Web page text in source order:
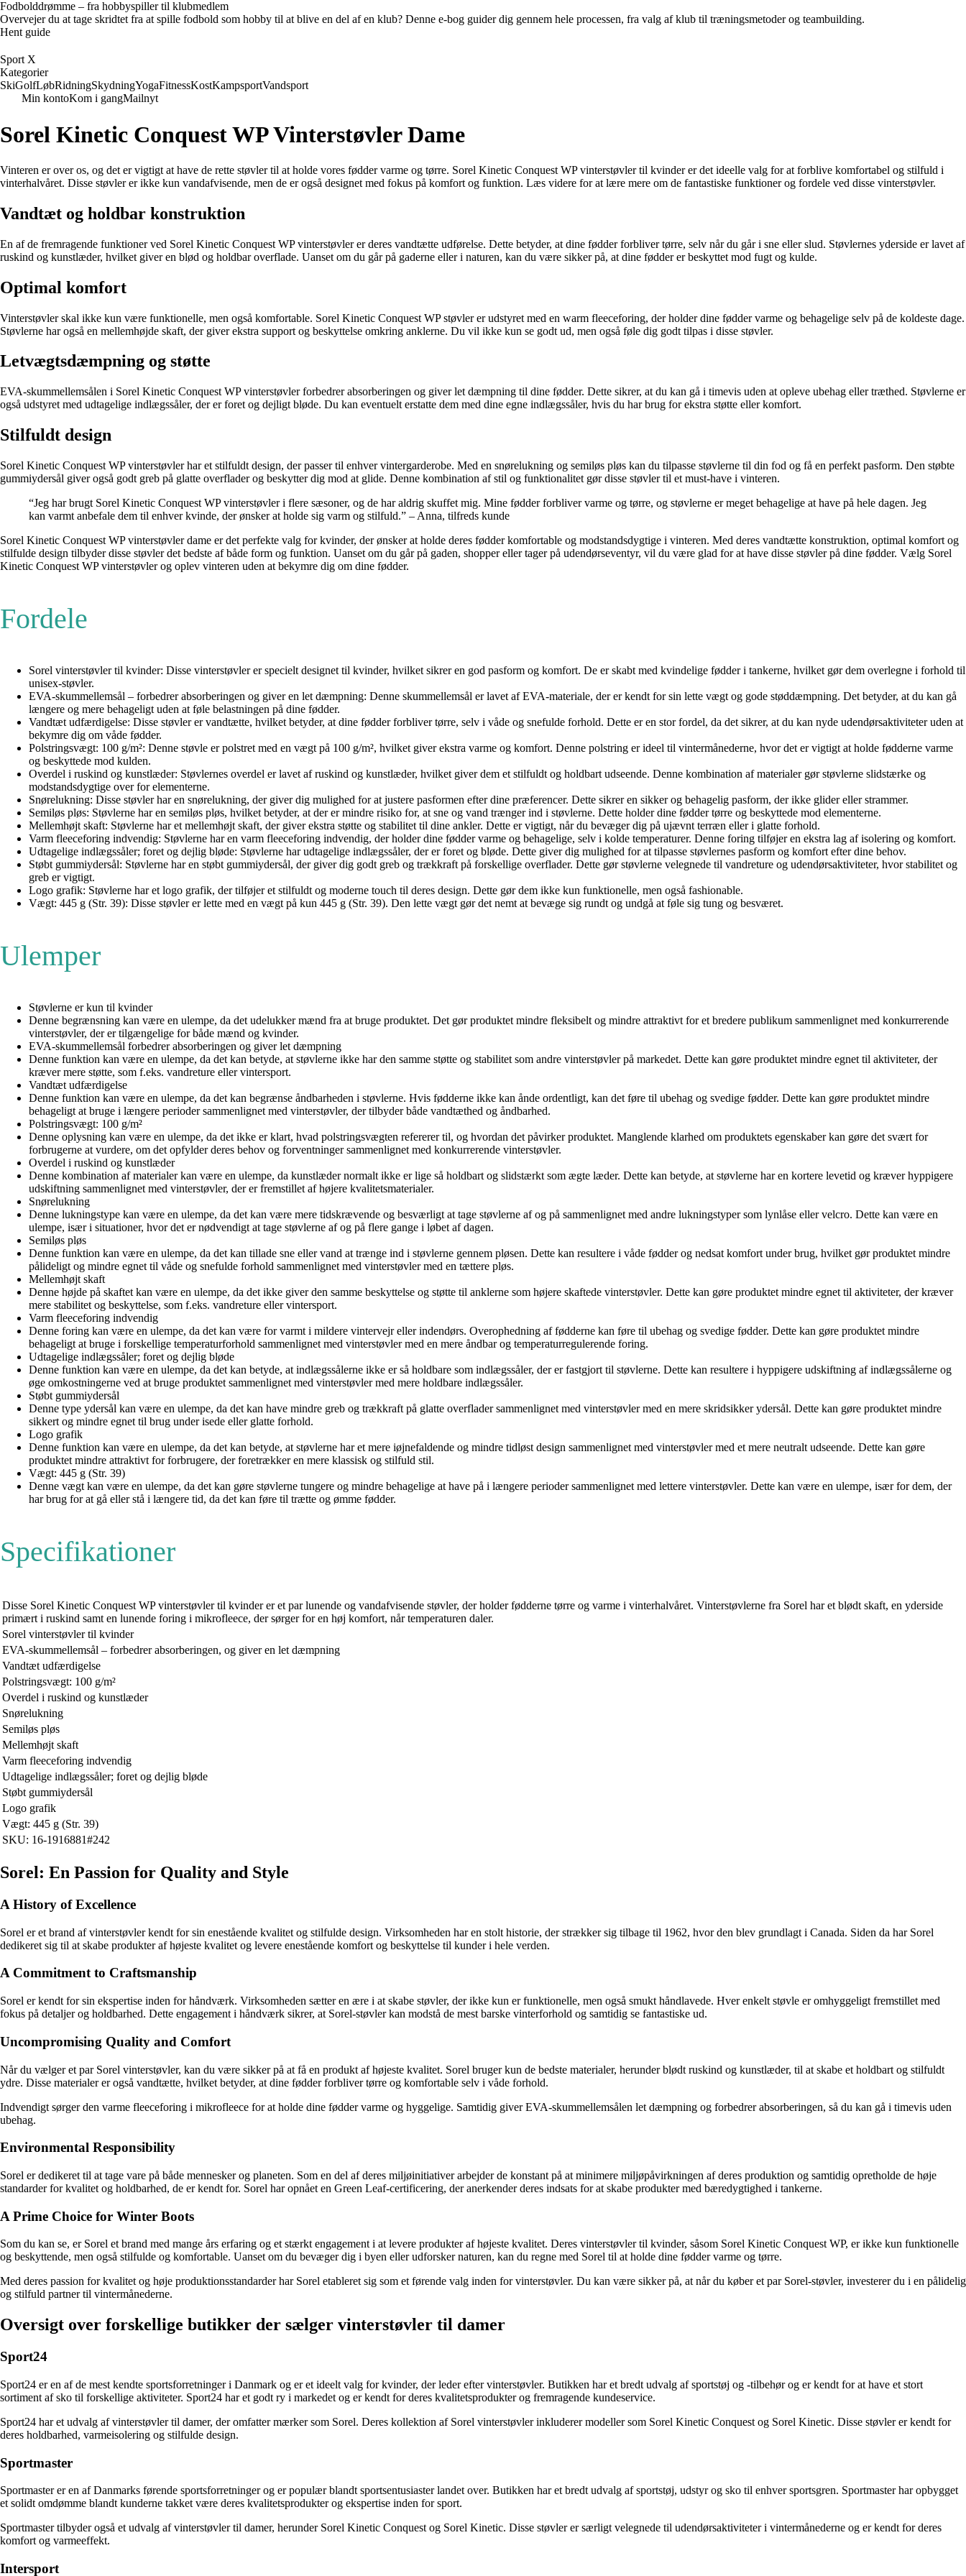
Fodbolddrømme – fra hobbyspiller til klubmedlem
Overvejer du at tage skridtet fra at spille fodbold som hobby til at blive en del af en klub? Denne e-bog guider dig gennem hele processen, fra valg af klub til træningsmetoder og teambuilding.
Hent guide
Sport X
Kategorier
SkiGolfLøbRidningSkydningYogaFitnessKostKampsportVandsport
Min kontoKom i gangMailnyt
Sorel Kinetic Conquest WP Vinterstøvler Dame
Vinteren er over os, og det er vigtigt at have de rette støvler til at holde vores fødder varme og tørre. Sorel Kinetic Conquest WP vinterstøvler til kvinder er det ideelle valg for at forblive komfortabel og stilfuld i
vinterhalvåret. Disse støvler er ikke kun vandafvisende, men de er også designet med fokus på komfort og funktion. Læs videre for at lære mere om de fantastiske funktioner og fordele ved disse vinterstøvler.
Vandtæt og holdbar konstruktion
En af de fremragende funktioner ved Sorel Kinetic Conquest WP vinterstøvler er deres vandtætte udførelse. Dette betyder, at dine fødder forbliver tørre, selv når du går i sne eller slud. Støvlernes yderside er lavet af
ruskind og kunstlæder, hvilket giver en blød og holdbar overflade. Uanset om du går på gaderne eller i naturen, kan du være sikker på, at dine fødder er beskyttet mod fugt og kulde.
Optimal komfort
Vinterstøvler skal ikke kun være funktionelle, men også komfortable. Sorel Kinetic Conquest WP støvler er udstyret med en warm fleeceforing, der holder dine fødder varme og behagelige selv på de koldeste dage.
Støvlerne har også en mellemhøjde skaft, der giver ekstra support og beskyttelse omkring anklerne. Du vil ikke kun se godt ud, men også føle dig godt tilpas i disse støvler.
Letvægtsdæmpning og støtte
EVA-skummellemsålen i Sorel Kinetic Conquest WP vinterstøvler forbedrer absorberingen og giver let dæmpning til dine fødder. Dette sikrer, at du kan gå i timevis uden at opleve ubehag eller træthed. Støvlerne er
også udstyret med udtagelige indlægssåler, der er foret og dejligt bløde. Du kan eventuelt erstatte dem med dine egne indlægssåler, hvis du har brug for ekstra støtte eller komfort.
Stilfuldt design
Sorel Kinetic Conquest WP vinterstøvler har et stilfuldt design, der passer til enhver vintergarderobe. Med en snørelukning og semiløs pløs kan du tilpasse støvlerne til din fod og få en perfekt pasform. Den støbte
gummiydersål giver også godt greb på glatte overflader og beskytter dig mod at glide. Denne kombination af stil og funktionalitet gør disse støvler til et must-have i vinteren.
“Jeg har brugt Sorel Kinetic Conquest WP vinterstøvler i flere sæsoner, og de har aldrig skuffet mig. Mine fødder forbliver varme og tørre, og støvlerne er meget behagelige at have på hele dagen. Jeg
kan varmt anbefale dem til enhver kvinde, der ønsker at holde sig varm og stilfuld.” – Anna, tilfreds kunde
Sorel Kinetic Conquest WP vinterstøvler dame er det perfekte valg for kvinder, der ønsker at holde deres fødder komfortable og modstandsdygtige i vinteren. Med deres vandtætte konstruktion, optimal komfort og
stilfulde design tilbyder disse støvler det bedste af både form og funktion. Uanset om du går på gaden, shopper eller tager på udendørseventyr, vil du være glad for at have disse støvler på dine fødder. Vælg Sorel
Kinetic Conquest WP vinterstøvler og oplev vinteren uden at bekymre dig om dine fødder.
Fordele
Sorel vinterstøvler til kvinder: Disse vinterstøvler er specielt designet til kvinder, hvilket sikrer en god pasform og komfort. De er skabt med kvindelige fødder i tankerne, hvilket gør dem overlegne i forhold til
unisex-støvler.
EVA-skummellemsål – forbedrer absorberingen og giver en let dæmpning: Denne skummellemsål er lavet af EVA-materiale, der er kendt for sin lette vægt og gode støddæmpning. Det betyder, at du kan gå
længere og mere behageligt uden at føle belastningen på dine fødder.
Vandtæt udfærdigelse: Disse støvler er vandtætte, hvilket betyder, at dine fødder forbliver tørre, selv i våde og snefulde forhold. Dette er en stor fordel, da det sikrer, at du kan nyde udendørsaktiviteter uden at
bekymre dig om våde fødder.
Polstringsvægt: 100 g/m²: Denne støvle er polstret med en vægt på 100 g/m², hvilket giver ekstra varme og komfort. Denne polstring er ideel til vintermånederne, hvor det er vigtigt at holde fødderne varme
og beskyttede mod kulden.
Overdel i ruskind og kunstlæder: Støvlernes overdel er lavet af ruskind og kunstlæder, hvilket giver dem et stilfuldt og holdbart udseende. Denne kombination af materialer gør støvlerne slidstærke og
modstandsdygtige over for elementerne.
Snørelukning: Disse støvler har en snørelukning, der giver dig mulighed for at justere pasformen efter dine præferencer. Dette sikrer en sikker og behagelig pasform, der ikke glider eller strammer.
Semiløs pløs: Støvlerne har en semiløs pløs, hvilket betyder, at der er mindre risiko for, at sne og vand trænger ind i støvlerne. Dette holder dine fødder tørre og beskyttede mod elementerne.
Mellemhøjt skaft: Støvlerne har et mellemhøjt skaft, der giver ekstra støtte og stabilitet til dine ankler. Dette er vigtigt, når du bevæger dig på ujævnt terræn eller i glatte forhold.
Varm fleeceforing indvendig: Støvlerne har en varm fleeceforing indvendig, der holder dine fødder varme og behagelige, selv i kolde temperaturer. Denne foring tilføjer en ekstra lag af isolering og komfort.
Udtagelige indlægssåler; foret og dejlig bløde: Støvlerne har udtagelige indlægssåler, der er foret og bløde. Dette giver dig mulighed for at tilpasse støvlernes pasform og komfort efter dine behov.
Støbt gummiydersål: Støvlerne har en støbt gummiydersål, der giver dig godt greb og trækkraft på forskellige overflader. Dette gør støvlerne velegnede til vandreture og udendørsaktiviteter, hvor stabilitet og
greb er vigtigt.
Logo grafik: Støvlerne har et logo grafik, der tilføjer et stilfuldt og moderne touch til deres design. Dette gør dem ikke kun funktionelle, men også fashionable.
Vægt: 445 g (Str. 39): Disse støvler er lette med en vægt på kun 445 g (Str. 39). Den lette vægt gør det nemt at bevæge sig rundt og undgå at føle sig tung og besværet.
Ulemper
Støvlerne er kun til kvinder
Denne begrænsning kan være en ulempe, da det udelukker mænd fra at bruge produktet. Det gør produktet mindre fleksibelt og mindre attraktivt for et bredere publikum sammenlignet med konkurrerende
vinterstøvler, der er tilgængelige for både mænd og kvinder.
EVA-skummellemsål forbedrer absorberingen og giver let dæmpning
Denne funktion kan være en ulempe, da det kan betyde, at støvlerne ikke har den samme støtte og stabilitet som andre vinterstøvler på markedet. Dette kan gøre produktet mindre egnet til aktiviteter, der
kræver mere støtte, som f.eks. vandreture eller vintersport.
Vandtæt udfærdigelse
Denne funktion kan være en ulempe, da det kan begrænse åndbarheden i støvlerne. Hvis fødderne ikke kan ånde ordentligt, kan det føre til ubehag og svedige fødder. Dette kan gøre produktet mindre
behageligt at bruge i længere perioder sammenlignet med vinterstøvler, der tilbyder både vandtæthed og åndbarhed.
Polstringsvægt: 100 g/m²
Denne oplysning kan være en ulempe, da det ikke er klart, hvad polstringsvægten refererer til, og hvordan det påvirker produktet. Manglende klarhed om produktets egenskaber kan gøre det svært for
forbrugerne at vurdere, om det opfylder deres behov og forventninger sammenlignet med konkurrerende vinterstøvler.
Overdel i ruskind og kunstlæder
Denne kombination af materialer kan være en ulempe, da kunstlæder normalt ikke er lige så holdbart og slidstærkt som ægte læder. Dette kan betyde, at støvlerne har en kortere levetid og kræver hyppigere
udskiftning sammenlignet med vinterstøvler, der er fremstillet af højere kvalitetsmaterialer.
Snørelukning
Denne lukningstype kan være en ulempe, da det kan være mere tidskrævende og besværligt at tage støvlerne af og på sammenlignet med andre lukningstyper som lynlåse eller velcro. Dette kan være en
ulempe, især i situationer, hvor det er nødvendigt at tage støvlerne af og på flere gange i løbet af dagen.
Semiløs pløs
Denne funktion kan være en ulempe, da det kan tillade sne eller vand at trænge ind i støvlerne gennem pløsen. Dette kan resultere i våde fødder og nedsat komfort under brug, hvilket gør produktet mindre
pålideligt og mindre egnet til våde og snefulde forhold sammenlignet med vinterstøvler med en tættere pløs.
Mellemhøjt skaft
Denne højde på skaftet kan være en ulempe, da det ikke giver den samme beskyttelse og støtte til anklerne som højere skaftede vinterstøvler. Dette kan gøre produktet mindre egnet til aktiviteter, der kræver
mere stabilitet og beskyttelse, som f.eks. vandreture eller vintersport.
Varm fleeceforing indvendig
Denne foring kan være en ulempe, da det kan være for varmt i mildere vintervejr eller indendørs. Overophedning af fødderne kan føre til ubehag og svedige fødder. Dette kan gøre produktet mindre
behageligt at bruge i forskellige temperaturforhold sammenlignet med vinterstøvler med en mere åndbar og temperaturregulerende foring.
Udtagelige indlægssåler; foret og dejlig bløde
Denne funktion kan være en ulempe, da det kan betyde, at indlægssålerne ikke er så holdbare som indlægssåler, der er fastgjort til støvlerne. Dette kan resultere i hyppigere udskiftning af indlægssålerne og
øge omkostningerne ved at bruge produktet sammenlignet med vinterstøvler med mere holdbare indlægssåler.
Støbt gummiydersål
Denne type ydersål kan være en ulempe, da det kan have mindre greb og trækkraft på glatte overflader sammenlignet med vinterstøvler med en mere skridsikker ydersål. Dette kan gøre produktet mindre
sikkert og mindre egnet til brug under isede eller glatte forhold.
Logo grafik
Denne funktion kan være en ulempe, da det kan betyde, at støvlerne har et mere iøjnefaldende og mindre tidløst design sammenlignet med vinterstøvler med et mere neutralt udseende. Dette kan gøre
produktet mindre attraktivt for forbrugere, der foretrækker en mere klassisk og stilfuld stil.
Vægt: 445 g (Str. 39)
Denne vægt kan være en ulempe, da det kan gøre støvlerne tungere og mindre behagelige at have på i længere perioder sammenlignet med lettere vinterstøvler. Dette kan være en ulempe, især for dem, der
har brug for at gå eller stå i længere tid, da det kan føre til trætte og ømme fødder.
Specifikationer
Disse Sorel Kinetic Conquest WP vinterstøvler til kvinder er et par lunende og vandafvisende støvler, der holder fødderne tørre og varme i vinterhalvåret. Vinterstøvlerne fra Sorel har et blødt skaft, en yderside
primært i ruskind samt en lunende foring i mikrofleece, der sørger for en høj komfort, når temperaturen daler.
Sorel vinterstøvler til kvinder
EVA-skummellemsål – forbedrer absorberingen, og giver en let dæmpning
Vandtæt udfærdigelse
Polstringsvægt: 100 g/m²
Overdel i ruskind og kunstlæder
Snørelukning
Semiløs pløs
Mellemhøjt skaft
Varm fleeceforing indvendig
Udtagelige indlægssåler; foret og dejlig bløde
Støbt gummiydersål
Logo grafik
Vægt: 445 g (Str. 39)
SKU: 16-1916881#242
Sorel: En Passion for Quality and Style
A History of Excellence
Sorel er et brand af vinterstøvler kendt for sin enestående kvalitet og stilfulde design. Virksomheden har en stolt historie, der strækker sig tilbage til 1962, hvor den blev grundlagt i Canada. Siden da har Sorel
dedikeret sig til at skabe produkter af højeste kvalitet og levere enestående komfort og beskyttelse til kunder i hele verden.
A Commitment to Craftsmanship
Sorel er kendt for sin ekspertise inden for håndværk. Virksomheden sætter en ære i at skabe støvler, der ikke kun er funktionelle, men også smukt håndlavede. Hver enkelt støvle er omhyggeligt fremstillet med
fokus på detaljer og holdbarhed. Dette engagement i håndværk sikrer, at Sorel-støvler kan modstå de mest barske vinterforhold og samtidig se fantastiske ud.
Uncompromising Quality and Comfort
Når du vælger et par Sorel vinterstøvler, kan du være sikker på at få en produkt af højeste kvalitet. Sorel bruger kun de bedste materialer, herunder blødt ruskind og kunstlæder, til at skabe et holdbart og stilfuldt
ydre. Disse materialer er også vandtætte, hvilket betyder, at dine fødder forbliver tørre og komfortable selv i våde forhold.
Indvendigt sørger den varme fleeceforing i mikrofleece for at holde dine fødder varme og hyggelige. Samtidig giver EVA-skummellemsålen let dæmpning og forbedrer absorberingen, så du kan gå i timevis uden
ubehag.
Environmental Responsibility
Sorel er dedikeret til at tage vare på både mennesker og planeten. Som en del af deres miljøinitiativer arbejder de konstant på at minimere miljøpåvirkningen af deres produktion og samtidig opretholde de høje
standarder for kvalitet og holdbarhed, de er kendt for. Sorel har opnået en Green Leaf-certificering, der anerkender deres indsats for at skabe produkter med bæredygtighed i tankerne.
A Prime Choice for Winter Boots
Som du kan se, er Sorel et brand med mange års erfaring og et stærkt engagement i at levere produkter af højeste kvalitet. Deres vinterstøvler til kvinder, såsom Sorel Kinetic Conquest WP, er ikke kun funktionelle
og beskyttende, men også stilfulde og komfortable. Uanset om du bevæger dig i byen eller udforsker naturen, kan du regne med Sorel til at holde dine fødder varme og tørre.
Med deres passion for kvalitet og høje produktionsstandarder har Sorel etableret sig som et førende valg inden for vinterstøvler. Du kan være sikker på, at når du køber et par Sorel-støvler, investerer du i en pålidelig
og stilfuld partner til vintermånederne.
Oversigt over forskellige butikker der sælger vinterstøvler til damer
Sport24
Sport24 er en af de mest kendte sportsforretninger i Danmark og er et ideelt valg for kvinder, der leder efter vinterstøvler. Butikken har et bredt udvalg af sportstøj og -tilbehør og er kendt for at have et stort
sortiment af sko til forskellige aktiviteter. Sport24 har et godt ry i markedet og er kendt for deres kvalitetsprodukter og fremragende kundeservice.
Sport24 har et udvalg af vinterstøvler til damer, der omfatter mærker som Sorel. Deres kollektion af Sorel vinterstøvler inkluderer modeller som Sorel Kinetic Conquest og Sorel Kinetic. Disse støvler er kendt for
deres holdbarhed, varmeisolering og stilfulde design.
Sportmaster
Sportmaster er en af Danmarks førende sportsforretninger og er populær blandt sportsentusiaster landet over. Butikken har et bredt udvalg af sportstøj, udstyr og sko til enhver sportsgren. Sportmaster har opbygget
et solidt omdømme blandt kunderne takket være deres kvalitetsprodukter og ekspertise inden for sport.
Sportmaster tilbyder også et udvalg af vinterstøvler til damer, herunder Sorel Kinetic Conquest og Sorel Kinetic. Disse støvler er særligt velegnede til udendørsaktiviteter i vintermånederne og er kendt for deres
komfort og varmeeffekt.
Intersport